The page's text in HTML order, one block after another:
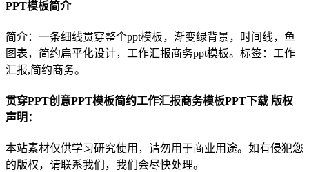
PPT模板简介
简介：一条细线贯穿整个ppt模板，渐变绿背景，时间线，鱼
图表，简约扁平化设计，工作汇报商务ppt模板。标签：工作
汇报,简约商务。
贯穿PPT创意PPT模板简约工作汇报商务模板PPT下载 版权
声明：
本站素材仅供学习研究使用，请勿用于商业用途。如有侵犯您
的版权，请联系我们，我们会尽快处理。